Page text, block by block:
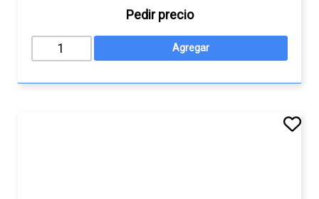
Pedir precio